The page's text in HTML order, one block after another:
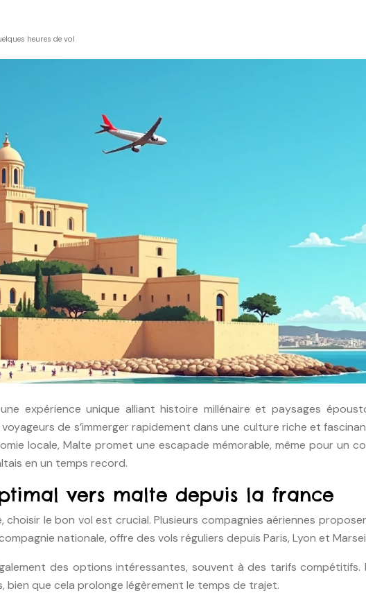
heures de vol
expérience unique alliant histoire millénaire et paysages
de s’immerger rapidement dans une culture riche et
locale, Malte promet une escapade mémorable, même pour
en un temps record.
vers malte depuis la france
choisir le bon vol est crucial. Plusieurs compagnies aériennes
nationale, offre des vols réguliers depuis Paris, Lyon et
des options intéressantes, souvent à des tarifs compétitifs.
bien que cela prolonge légèrement le temps de trajet.